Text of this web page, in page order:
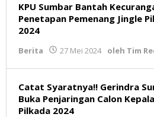
KPU Sumbar Bantah
Penetapan Pemenang Jingle
2024
Berita 27 Mei 2024 oleh Tim
Catat Syaratnya!! Gerindra
Buka Penjaringan Calon
Pilkada 2024